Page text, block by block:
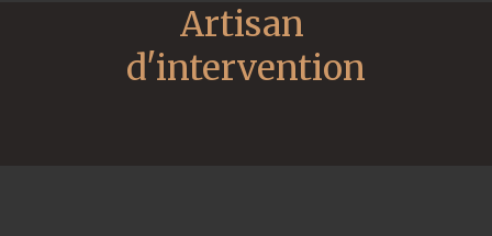
Artisan
d'intervention